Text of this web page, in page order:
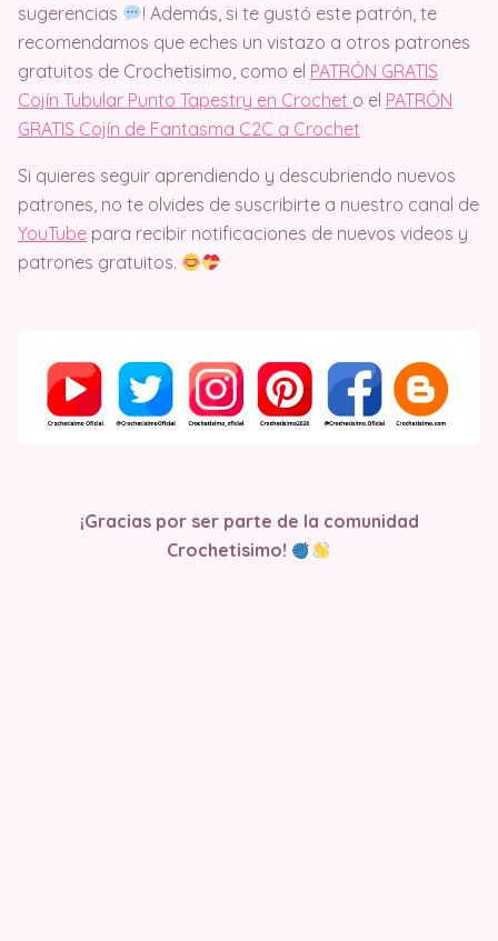
sugerencias
! Además, si te gustó este patrón, te
recomendamos que eches un vistazo a otros patrones
gratuitos de Crochetisimo, como el PATRÓN GRATIS
Cojín Tubular Punto Tapestry en Crochet o el PATRÓN
GRATIS Cojín de Fantasma C2C a Crochet
Si quieres seguir aprendiendo y descubriendo nuevos
patrones, no te olvides de suscribirte a nuestro canal de
YouTube para recibir notificaciones de nuevos videos y
patrones gratuitos.
¡Gracias por ser parte de la comunidad
Crochetisimo!